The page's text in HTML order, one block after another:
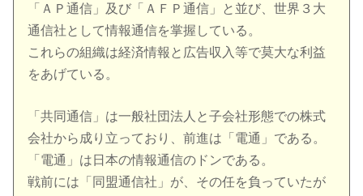
「ＡＰ通信」及び「ＡＦＰ通信」と並び、世界３大
通信社として情報通信を掌握している。
これらの組織は経済情報と広告収入等で莫大な利益
をあげている。
「共同通信」は一般社団法人と子会社形態での株式
会社から成り立っており、前進は「電通」である。
「電通」は日本の情報通信のドンである。
戦前には「同盟通信社」が、その任を負っていたが